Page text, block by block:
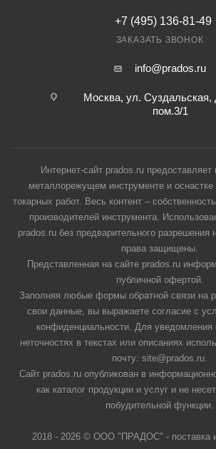
+7 (495) 136-81-49
ЗАКАЗАТЬ ЗВОНОК
info@prados.ru
Москва, ул. Суздальская,
пом.3/1
Интернет-сайт prados.ru
металлорежущем инструменте и
токарных работ. Весь контент –
производителей инструмента.
prados.ru без предварительного разрешения
права защищены.
Представленная на сайте prados.ru
публичной офертой.
Заполняя любые формы обратной связи на
свои данные, вы выражаете согласие с
конфиденциальности. Для уведомления
неточностях в текстах или описаниях
почту: site@prados.ru.
Сайт prados.ru опубликован в
как каталог продукции и услуг и не
побудительной функции.
2018 - 2026 © ООО "ПРАДОС" - поставка